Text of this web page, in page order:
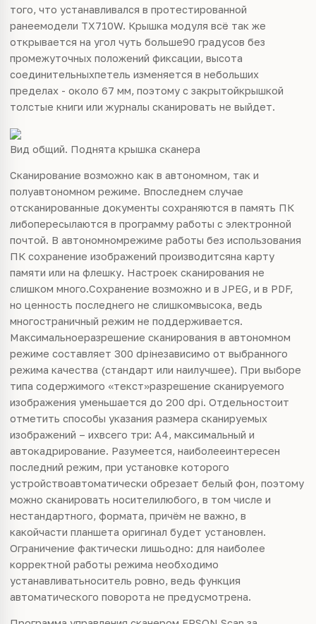
того, что устанавливался в протестированной
ранеемодели TX710W. Крышка модуля всё так же
открывается на угол чуть больше90 градусов без
промежуточных положений фиксации, высота
соединительныхпетель изменяется в небольших
пределах - около 67 мм, поэтому с закрытойкрышкой
толстые книги или журналы сканировать не выйдет.
Вид общий. Поднята крышка сканера
Сканирование возможно как в автономном, так и
полуавтономном режиме. Впоследнем случае
отсканированные документы сохраняются в память ПК
либопересылаются в программу работы с электронной
почтой. В автономномрежиме работы без использования
ПК сохранение изображений производитсяна карту
памяти или на флешку. Настроек сканирования не
слишком много.Сохранение возможно и в JPEG, и в PDF,
но ценность последнего не слишкомвысока, ведь
многостраничный режим не поддерживается.
Максимальноеразрешение сканирования в автономном
режиме составляет 300 dpiнезависимо от выбранного
режима качества (стандарт или наилучшее). При выборе
типа содержимого «текст»разрешение сканируемого
изображения уменьшается до 200 dpi. Отдельностоит
отметить способы указания размера сканируемых
изображений – ихвсего три: А4, максимальный и
автокадрирование. Разумеется, наиболееинтересен
последний режим, при установке которого
устройствоавтоматически обрезает белый фон, поэтому
можно сканировать носителилюбого, в том числе и
нестандартного, формата, причём не важно, в
какойчасти планшета оригинал будет установлен.
Ограничение фактически лишьодно: для наиболее
корректной работы режима необходимо
устанавливатьноситель ровно, ведь функция
автоматического поворота не предусмотрена.